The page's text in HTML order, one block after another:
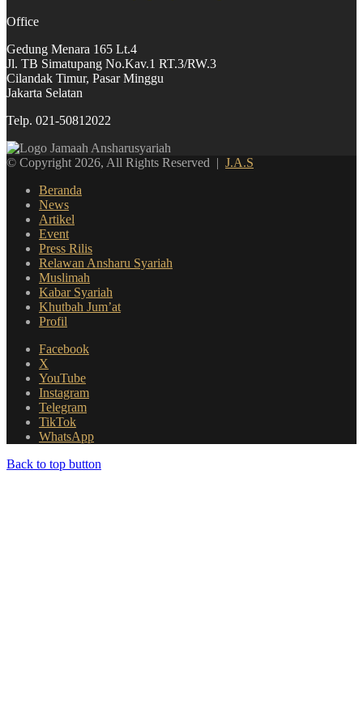
Office
Gedung Menara 165 Lt.4
Jl. TB Simatupang No.Kav.1 RT.3/RW.3
Cilandak Timur, Pasar Minggu
Jakarta Selatan
Telp. 021-50812022
© Copyright 2026, All Rights Reserved | J.A.S
Beranda
News
Artikel
Event
Press Rilis
Relawan Ansharu Syariah
Muslimah
Kabar Syariah
Khutbah Jum’at
Profil
Facebook
X
YouTube
Instagram
Telegram
TikTok
WhatsApp
Back to top button